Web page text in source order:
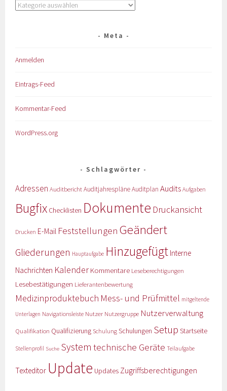
Meta
Anmelden
Eintrags-Feed
Kommentar-Feed
WordPress.org
Schlagwörter
Adressen AuditberichtAuditjahrespläneAuditplan Audits Aufgaben
Bugfix Checklisten Dokumente Druckansicht
Drucken E-Mail Feststellungen Geändert
Gliederungen Hauptaufgabe Hinzugefügt Interne
Nachrichten KalenderKommentare Leseberechtigungen
Lesebestätigungen Lieferantenbewertung
Medizinproduktebuch Mess- und Prüfmittel mitgeltende
Unterlagen Navigationsleiste Nutzer Nutzergruppe Nutzerverwaltung
Qualifikation Qualifizierung Schulung Schulungen Setup Startseite
Stellenprofil Suche System technische Geräte Teilaufgabe
Texteditor Update Updates Zugriffsberechtigungen